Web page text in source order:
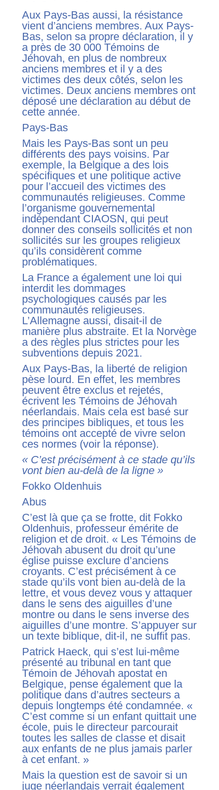
Aux Pays-Bas aussi, la résistance
vient d’anciens membres. Aux Pays-
Bas, selon sa propre déclaration, il y
a près de 30 000 Témoins de
Jéhovah, en plus de nombreux
anciens membres et il y a des
victimes des deux côtés, selon les
victimes. Deux anciens membres ont
déposé une déclaration au début de
cette année.
Pays-Bas
Mais les Pays-Bas sont un peu
différents des pays voisins. Par
exemple, la Belgique a des lois
spécifiques et une politique active
pour l’accueil des victimes des
communautés religieuses. Comme
l’organisme gouvernemental
indépendant CIAOSN, qui peut
donner des conseils sollicités et non
sollicités sur les groupes religieux
qu’ils considèrent comme
problématiques.
La France a également une loi qui
interdit les dommages
psychologiques causés par les
communautés religieuses.
L’Allemagne aussi, disait-il de
manière plus abstraite. Et la Norvège
a des règles plus strictes pour les
subventions depuis 2021.
Aux Pays-Bas, la liberté de religion
pèse lourd. En effet, les membres
peuvent être exclus et rejetés,
écrivent les Témoins de Jéhovah
néerlandais. Mais cela est basé sur
des principes bibliques, et tous les
témoins ont accepté de vivre selon
ces normes (voir la réponse).
« C’est précisément à ce stade qu’ils
vont bien au-delà de la ligne »
Fokko Oldenhuis
Abus
C’est là que ça se frotte, dit Fokko
Oldenhuis, professeur émérite de
religion et de droit. « Les Témoins de
Jéhovah abusent du droit qu’une
église puisse exclure d’anciens
croyants. C’est précisément à ce
stade qu’ils vont bien au-delà de la
lettre, et vous devez vous y attaquer
dans le sens des aiguilles d’une
montre ou dans le sens inverse des
aiguilles d’une montre. S’appuyer sur
un texte biblique, dit-il, ne suffit pas.
Patrick Haeck, qui s’est lui-même
présenté au tribunal en tant que
Témoin de Jéhovah apostat en
Belgique, pense également que la
politique dans d’autres secteurs a
depuis longtemps été condamnée. «
C’est comme si un enfant quittait une
école, puis le directeur parcourait
toutes les salles de classe et disait
aux enfants de ne plus jamais parler
à cet enfant. »
Mais la question est de savoir si un
juge néerlandais verrait également